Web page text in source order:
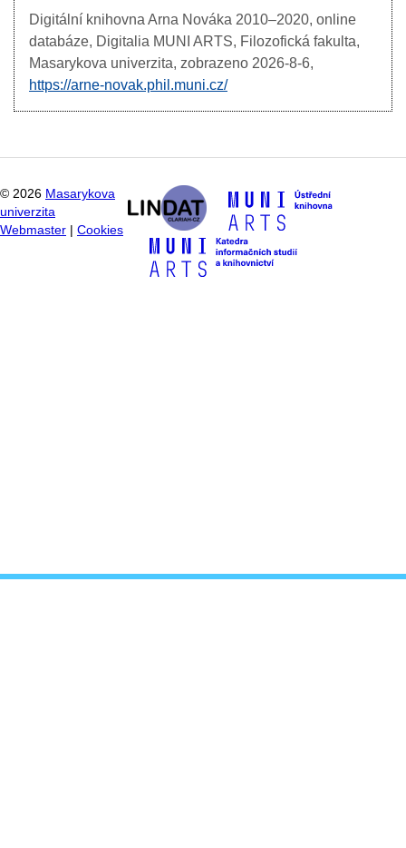
Digitální knihovna Arna Nováka 2010–2020, online
databáze, Digitalia MUNI ARTS, Filozofická fakulta,
Masarykova univerzita, zobrazeno 2026-8-6,
https://arne-novak.phil.muni.cz/
© 2026 Masarykova
univerzita
Webmaster
Cookies